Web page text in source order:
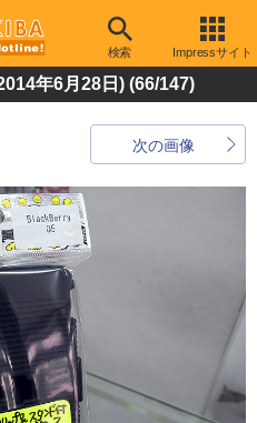
検索 Impressサイト
年6月28日) (66/147)
次の画像